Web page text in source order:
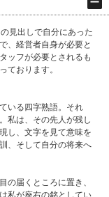
見出しで自分にあった
、経営者自身が必要と
ッフが必要とされるも
ております。
いる四字熟語。それ
私は、その先人が残し
し、文字を見て意味を
、そして自分の将来へ
の届くところに置き、
私が座右の銘としてい